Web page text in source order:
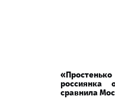
россиянка
сравнила